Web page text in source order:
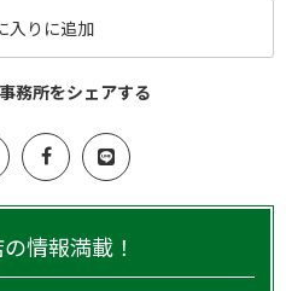
入りに追加
務所をシェアする
情報満載！